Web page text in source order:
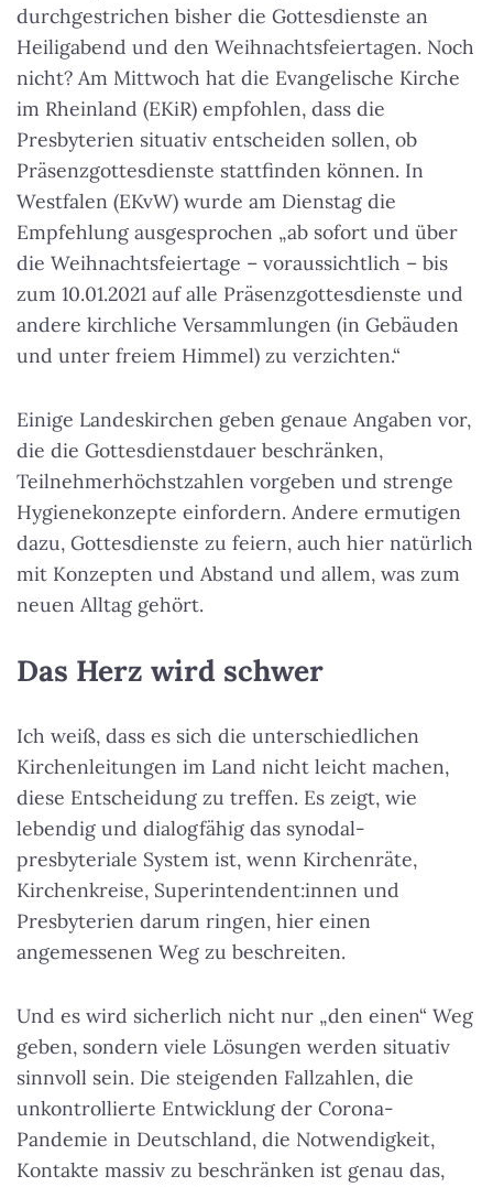
durchgestrichen bisher die Gottesdienste an
Heiligabend und den Weihnachtsfeiertagen. Noch
nicht? Am Mittwoch hat die Evangelische Kirche
im Rheinland (EKiR) empfohlen, dass die
Presbyterien situativ entscheiden sollen, ob
Präsenzgottesdienste stattfinden können. In
Westfalen (EKvW) wurde am Dienstag die
Empfehlung ausgesprochen „ab sofort und über
die Weihnachtsfeiertage – voraussichtlich – bis
zum 10.01.2021 auf alle Präsenzgottesdienste und
andere kirchliche Versammlungen (in Gebäuden
und unter freiem Himmel) zu verzichten.“
Einige Landeskirchen geben genaue Angaben vor,
die die Gottesdienstdauer beschränken,
Teilnehmerhöchstzahlen vorgeben und strenge
Hygienekonzepte einfordern. Andere ermutigen
dazu, Gottesdienste zu feiern, auch hier natürlich
mit Konzepten und Abstand und allem, was zum
neuen Alltag gehört.
Das Herz wird schwer
Ich weiß, dass es sich die unterschiedlichen
Kirchenleitungen im Land nicht leicht machen,
diese Entscheidung zu treffen. Es zeigt, wie
lebendig und dialogfähig das synodal-
presbyteriale System ist, wenn Kirchenräte,
Kirchenkreise, Superintendent:innen und
Presbyterien darum ringen, hier einen
angemessenen Weg zu beschreiten.
Und es wird sicherlich nicht nur „den einen“ Weg
geben, sondern viele Lösungen werden situativ
sinnvoll sein. Die steigenden Fallzahlen, die
unkontrollierte Entwicklung der Corona-
Pandemie in Deutschland, die Notwendigkeit,
Kontakte massiv zu beschränken ist genau das,